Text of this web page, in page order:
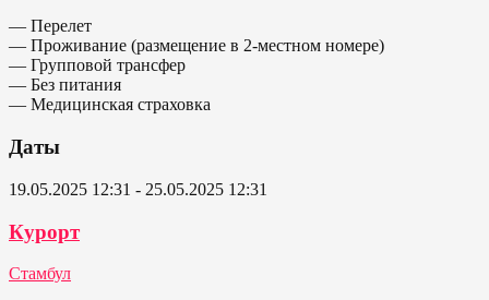
— Перелет
— Проживание (размещение в 2-местном номере)
— Групповой трансфер
— Без питания
— Медицинская страховка
Даты
19.05.2025 12:31 - 25.05.2025 12:31
Курорт
Стамбул